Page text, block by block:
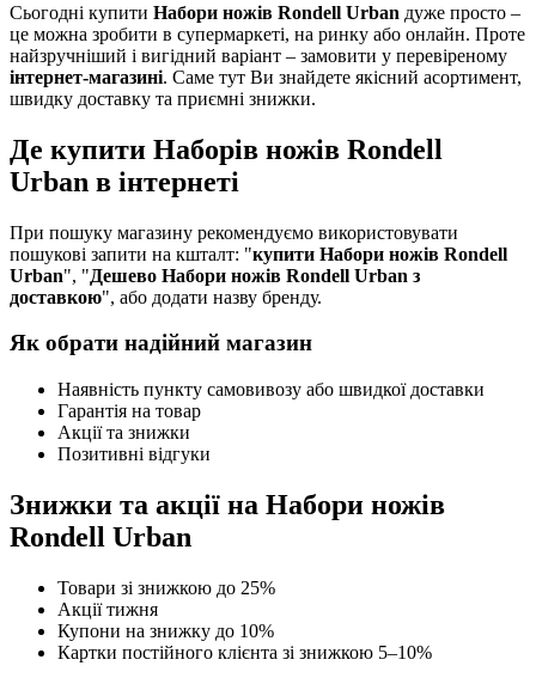
Сьогодні купити Набори ножів Rondell Urban дуже просто –
це можна зробити в супермаркеті, на ринку або онлайн. Проте
найзручніший і вигідний варіант – замовити у перевіреному
інтернет-магазині. Саме тут Ви знайдете якісний асортимент,
швидку доставку та приємні знижки.
Де купити Наборів ножів Rondell
Urban в інтернеті
При пошуку магазину рекомендуємо використовувати
пошукові запити на кшталт: "купити Набори ножів Rondell
Urban", "Дешево Набори ножів Rondell Urban з
доставкою", або додати назву бренду.
Як обрати надійний магазин
Наявність пункту самовивозу або швидкої доставки
Гарантія на товар
Акції та знижки
Позитивні відгуки
Знижки та акції на Набори ножів
Rondell Urban
Товари зі знижкою до 25%
Акції тижня
Купони на знижку до 10%
Картки постійного клієнта зі знижкою 5–10%